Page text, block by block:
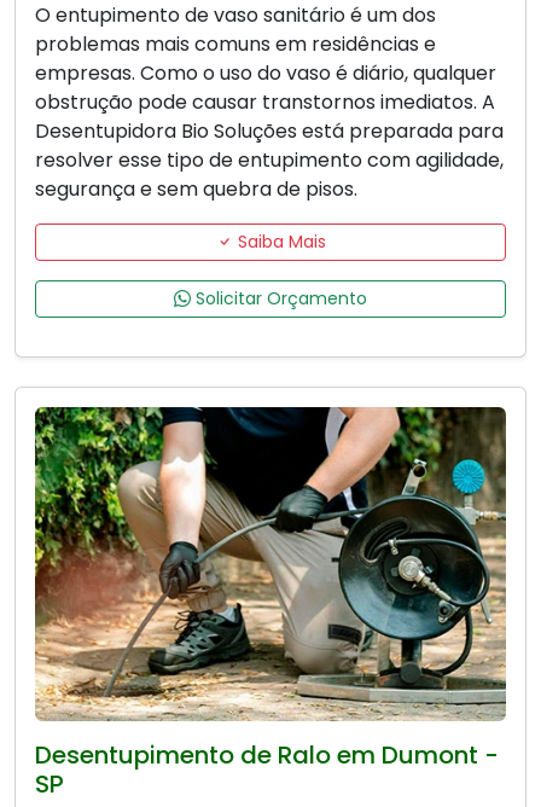
O entupimento de vaso sanitário é um dos
problemas mais comuns em residências e
empresas. Como o uso do vaso é diário, qualquer
obstrução pode causar transtornos imediatos. A
Desentupidora Bio Soluções está preparada para
resolver esse tipo de entupimento com agilidade,
segurança e sem quebra de pisos.
Saiba Mais
Solicitar Orçamento
Desentupimento de Ralo em Dumont -
SP